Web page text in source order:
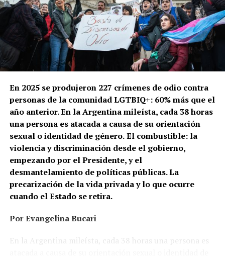
En 2025 se produjeron 227 crímenes de odio contra
personas de la comunidad LGTBIQ+: 60% más que el
año anterior. En la Argentina mileísta, cada 38 horas
una persona es atacada a causa de su orientación
sexual o identidad de género.El combustible: la
violencia y discriminación desde el gobierno,
empezando por el Presidente, y el
desmantelamiento de políticas públicas. La
precarización de la vida privada y lo que ocurre
cuando el Estado se retira.
Por Evangelina Bucari
En la Argentina mileísta, cada 38 horas una persona es